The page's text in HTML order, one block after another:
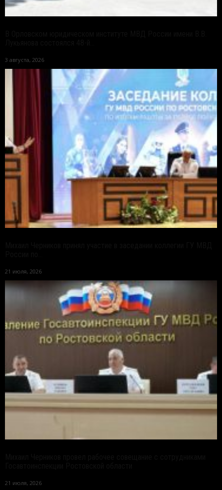
3 августа, 2026
21 июля, 2026
21 июля, 2026